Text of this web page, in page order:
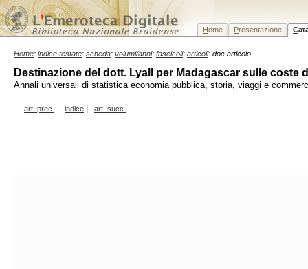
Home Presentazione C
Home: indice testate: scheda: volumi/anni: fascicoli: articoli: doc articolo
Destinazione del dott. Lyall per Madagascar sulle coste
Annali universali di statistica economia pubblica, storia, viaggi e
art. prec. indice art. succ.